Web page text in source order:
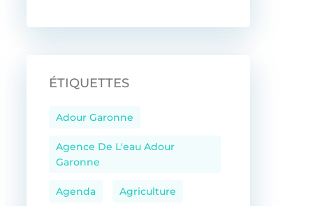
ÉTIQUETTES
Adour Garonne
Agence De L'eau Adour
Garonne
Agenda Agriculture